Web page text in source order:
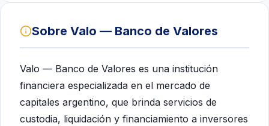
Sobre Valo — Banco de Valores
Valo — Banco de Valores es una institución
financiera especializada en el mercado de
capitales argentino, que brinda servicios de
custodia, liquidación y financiamiento a inversores